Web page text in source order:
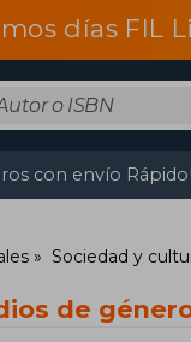
días FIL
con envío Rápido
Sociedad y
de